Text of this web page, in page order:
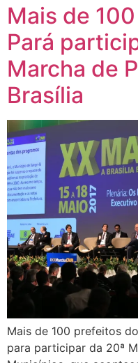
Mais de
Pará
Marcha de
Brasília
Mais de 100 prefeitos
para participar da 20ª